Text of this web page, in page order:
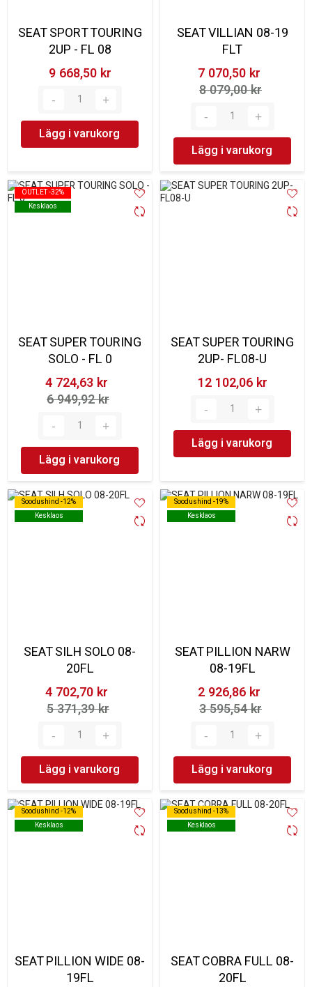
SEAT SPORT TOURING
2UP - FL 08
9 668,50 kr‎
Lägg i varukorg
SEAT VILLIAN 08-19
FLT
7 070,50 kr‎
8 079,00 kr‎
Lägg i varukorg
OUTLET -32%
Kesklaos
OUTLET -32%
Kesklaos
SEAT SUPER TOURING
SOLO - FL 0
4 724,63 kr‎
6 949,92 kr‎
Lägg i varukorg
SEAT SUPER TOURING
2UP- FL08-U
12 102,06 kr‎
Lägg i varukorg
Soodushind -12%
Kesklaos
Soodushind -12%
Kesklaos
SEAT SILH SOLO 08-
20FL
4 702,70 kr‎
5 371,39 kr‎
Lägg i varukorg
Soodushind -19%
Kesklaos
Soodushind -19%
Kesklaos
SEAT PILLION NARW
08-19FL
2 926,86 kr‎
3 595,54 kr‎
Lägg i varukorg
Soodushind -12%
Kesklaos
Soodushind -12%
Kesklaos
SEAT PILLION WIDE 08-
19FL
Soodushind -13%
Kesklaos
Soodushind -13%
Kesklaos
SEAT COBRA FULL 08-
20FL